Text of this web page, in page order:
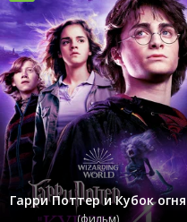
Гарри Поттер и Кубок огня
(фильм)